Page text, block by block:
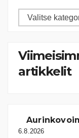
Artikkelien
artikkelit
6.8.2026